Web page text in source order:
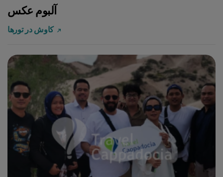
آلبوم عکس
کاوش در تورها